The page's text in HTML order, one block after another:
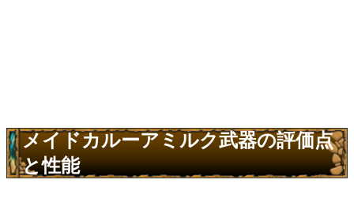
メイドカルーアミルク武器の評価点
と性能